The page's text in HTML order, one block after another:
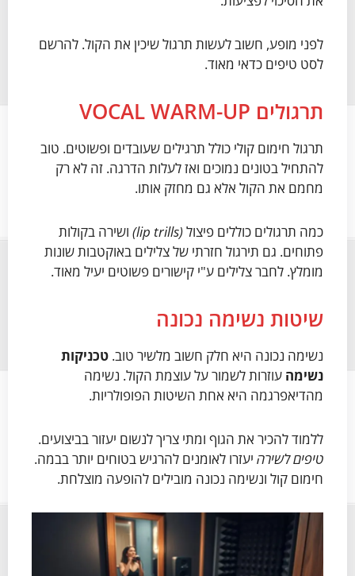
לפני מופע, חשוב לעשות תרגול שיכין את הקול. להרשם
לסט טיפים כדאי מאוד.
תרגולים VOCAL WARM-UP
תרגול חימום קולי כולל תרגילים שעובדים ופשוטים. טוב
להתחיל בטונים נמוכים ואז לעלות הדרגה. זה לא רק
מחמם את הקול אלא גם מחזק אותו.
כמה תרגולים כוללים פיצול(lip trills)
ושירה בקולות
פתוחים. גם תירגול חזרתי של צלילים באוקטבות שונות
מומלץ. לחבר צלילים ע"י קישורים פשוטים יעיל מאוד.
שיטות נשימה נכונה
נשימה נכונה היא חלק חשוב מלשיר טוב. טכניקות
נשימה עוזרות לשמור על עוצמת הקול. נשימה
מהדיאפרגמה היא אחת השיטות הפופולריות.
ללמוד להכיר את הגוף ומתי צריך לנשום יעזור בביצועים.
טיפים לשירה יעזרו לאומנים להרגיש בטוחים יותר בבמה.
חימום קול ונשימה נכונה מובילים להופעה מוצלחת.